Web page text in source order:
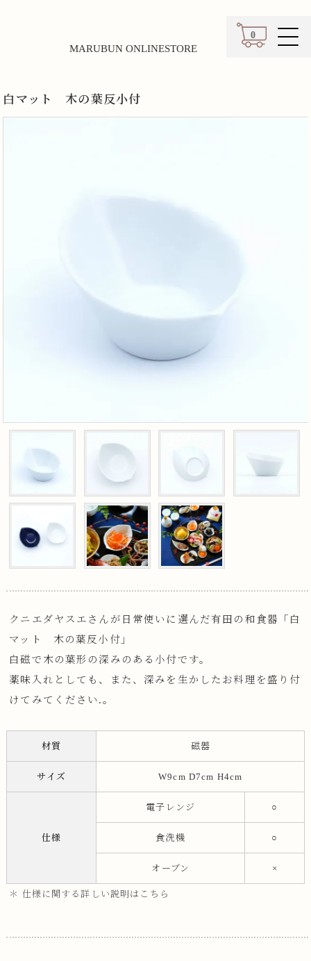
0
カート
MARUBUN ONLINESTORE
白マット 木の葉反小付
クニエダヤスエさんが日常使いに選んだ有田の和食器「白
マット 木の葉反小付」
白磁で木の葉形の深みのある小付です。
薬味入れとしても、また、深みを生かしたお料理を盛り付
けてみてください.。
材質 磁器
サイズ W9cm D7cm H4cm
仕様
電子レンジ ○
食洗機 ○
オーブン ×
＊ 仕様に関する詳しい説明はこちら